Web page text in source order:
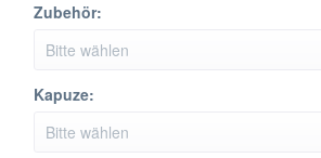
Zubehör:
Kapuze: